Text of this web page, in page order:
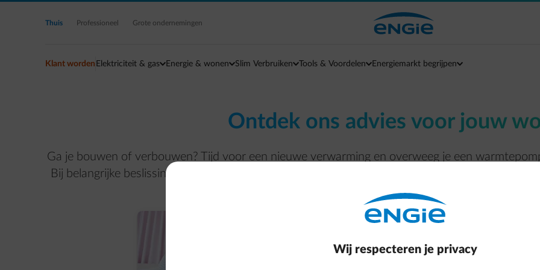
Ga naar de hoofdinhoud
Thuis Professioneel Grote ondernemingen
Klant worden Elektriciteit & gas Energie & wonen Slim Verbruiken Tools & Voordelen Energiemarkt begrijpen
Ontdek ons advies voor jouw
Ga je bouwen of verbouwen? Tijd voor een nieuwe verwarming en overweeg je een
Bij belangrijke beslissingen over jouw woning komt toch heel wat kijken. We helpen je op weg
om rekening mee te houden.
Wij respecteren je privacy